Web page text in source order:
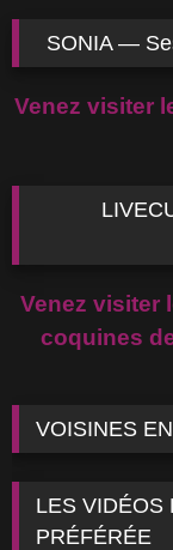
SONIA —
Venez visiter
Venez visiter
coquines
VOISINES
LES VIDÉOS
PRÉFÉRÉE